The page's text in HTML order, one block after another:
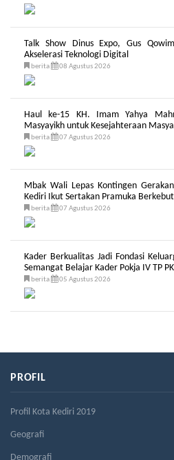
Talk Show Dinus Expo, Gus
Akselerasi Teknologi Digital
berita 08 Agustus 2026
Haul ke-15 KH. Imam Yahya
Masyayikh untuk Kesejahteraan
berita 07 Agustus 2026
Mbak Wali Lepas Kontingen
Kediri Ikut Sertakan Pramuka
berita 07 Agustus 2026
Kader Berkualitas Jadi Fondasi
Semangat Belajar Kader Pokja IV TP
berita 05 Agustus 2026
PROFIL
Profil Kota Kediri 2019
Geografi
Demografi